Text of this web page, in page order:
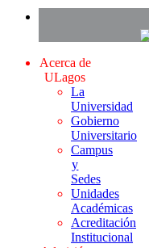
Acerca de
ULagos
La
Universidad
Gobierno
Universitario
Campus
y
Sedes
Unidades
Académicas
Acreditación
Institucional